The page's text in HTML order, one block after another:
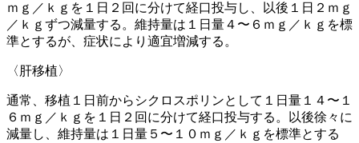
ｍｇ／ｋｇを１日２回に分けて経口投与し、以後１日２ｍｇ
／ｋｇずつ減量する。維持量は１日量４〜６ｍｇ／ｋｇを標
準とするが、症状により適宜増減する。
〈肝移植〉
通常、移植１日前からシクロスポリンとして１日量１４〜１
６ｍｇ／ｋｇを１日２回に分けて経口投与する。以後徐々に
減量し、維持量は１日量５〜１０ｍｇ／ｋｇを標準とする